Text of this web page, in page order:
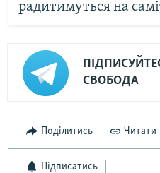
радитимуться на
СВОБОДА
Поділитись Читати
Підписатись